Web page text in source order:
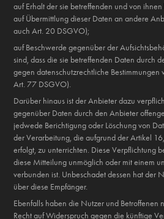
auf Erhalt der sie betreffenden und von
auf Übermittlung dieser Daten an andere
auch Art. 20 DSGVO);
auf Beschwerde gegenüber der
sind, dass die sie betreffenden Daten durch
gegen datenschutzrechtliche
Art. 77 DSGVO).
Darüber hinaus ist der Anbieter dazu
gegenüber Daten durch den Anbieter
jedwede Berichtigung oder Löschung von
der Verarbeitung, die aufgrund der Artikel
erfolgt, zu unterrichten. Diese Verpflichtung
diese Mitteilung unmöglich oder mit einem
verbunden ist. Unbeschadet dessen hat der
über diese Empfänger.
Ebenfalls haben die Nutzer und Betroffenen
Recht auf Widerspruch gegen die künftige